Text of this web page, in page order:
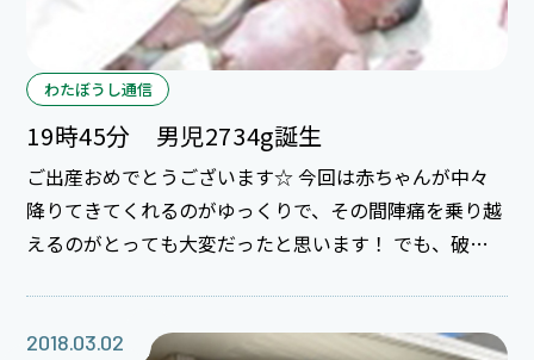
わたぼうし通信
19時45分 男児2734g誕生
ご出産おめでとうございます☆ 今回は赤ちゃんが中々
降りてきてくれるのがゆっくりで、その間陣痛を乗り越
えるのがとっても大変だったと思います！ でも、破水
姉ちゃんも応援ありがとうございました☆ ご家族で赤
2018.03.02